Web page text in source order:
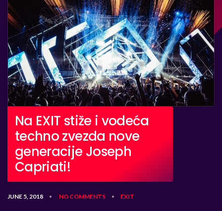
Na EXIT stiže i vodeća
techno zvezda nove
generacije Joseph
Capriati!
JUNE 5, 2018 • NO COMMENTS • EXIT